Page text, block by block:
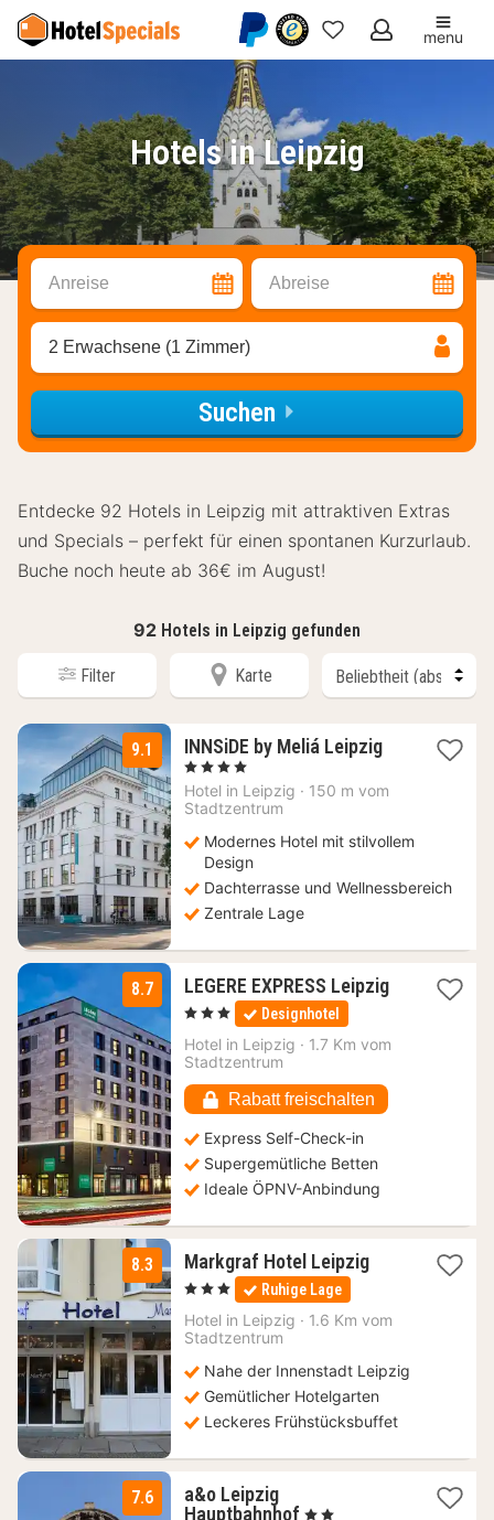
Meine
menu
Hotels in Leipzig
Anreise Abreise
2 Erwachsene (1 Zimmer)
Suchen
Entdecke 92 Hotels in Leipzig mit attraktiven Extras
und Specials – perfekt für einen spontanen Kurzurlaub.
Buche noch heute ab 36€ im August!
92 Hotels in Leipzig gefunden
Filter Karte
9.1 INNSiDE by Meliá Leipzig1
ab
, 4 Sterne
Hotel in Leipzig · 150 m vom
Stadtzentrum
Modernes Hotel mit stilvollem
Design
Dachterrasse und Wellnessbereich
Zentrale Lage
8.7 LEGERE EXPRESS Leipzig1
70,35
, 3 Sterne Designhotel
Hotel in Leipzig · 1.7 Km vom
Stadtzentrum
Rabatt freischalten
Express Self-Check-in
Supergemütliche Betten
Ideale ÖPNV-Anbindung
8.3 Markgraf Hotel Leipzig1
53,76
, 3 Sterne Ruhige Lage
Hotel in Leipzig · 1.6 Km vom
Stadtzentrum
Nahe der Innenstadt Leipzig
Gemütlicher Hotelgarten
Leckeres Frühstücksbuffet
7.6
a&o Leipzig
Hauptbahnhof 2
, 2 Sterne